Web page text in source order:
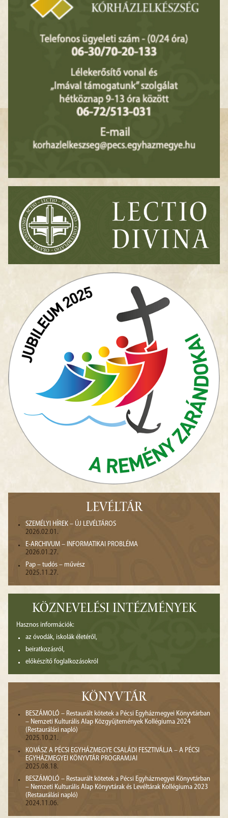
LEVÉLTÁR
SZEMÉLYI HÍREK – ÚJ LEVÉLTÁROS
2026.02.01.
E-ARCHIVUM – INFORMATIKAI PROBLÉMA
2026.01.27.
Pap – tudós – művész
2025.11.27.
KÖZNEVELÉSI INTÉZMÉNYEK
Hasznos információk:
az óvodák, iskolák életéről,
beiratkozásról,
előkészítő foglalkozásokról
KÖNYVTÁR
BESZÁMOLÓ – Restaurált kötetek a Pécsi Egyházmegyei Könyvtárban
– Nemzeti Kulturális Alap Közgyűjtemények Kollégiuma 2024
(Restaurálási napló)
2025.10.21.
KOVÁSZ A PÉCSI EGYHÁZMEGYE CSALÁDI FESZTIVÁLJA – A PÉCSI
EGYHÁZMEGYEI KÖNYVTÁR PROGRAMJAI
2025.08.18.
BESZÁMOLÓ – Restaurált kötetek a Pécsi Egyházmegyei Könyvtárban
– Nemzeti Kulturális Alap Könyvtárak és Levéltárak Kollégiuma 2023
(Restaurálási napló)
2024.11.06.